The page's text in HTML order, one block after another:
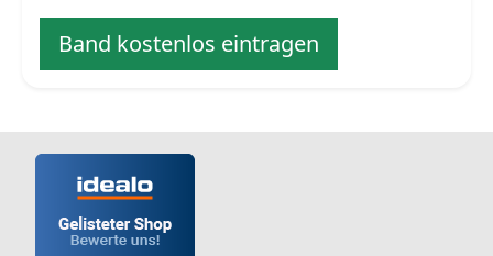
Band kostenlos eintragen